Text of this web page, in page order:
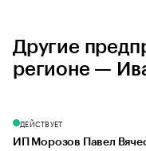
Другие
регионе —
ДЕЙСТВУЕТ
ИП Морозов Павел